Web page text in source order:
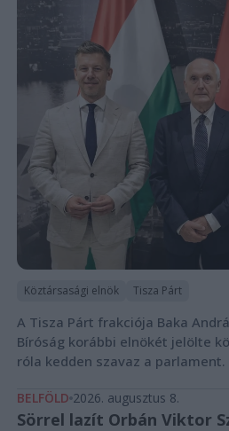
Köztársasági elnök Tisza Párt
A Tisza Párt frakciója Baka
Bíróság korábbi elnökét jelölte
róla kedden szavaz a parlament.
BELFÖLD 2026. augusztus 8.
Sörrel lazít Orbán Viktor